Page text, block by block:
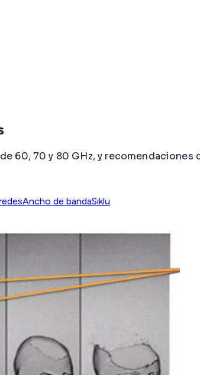
60, 70 y 80 GHz, y recomendaciones
Ancho de bandaSiklu